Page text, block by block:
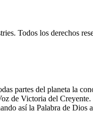
Todos los derechos
partes del planeta la
de Victoria del
así la Palabra de Dios